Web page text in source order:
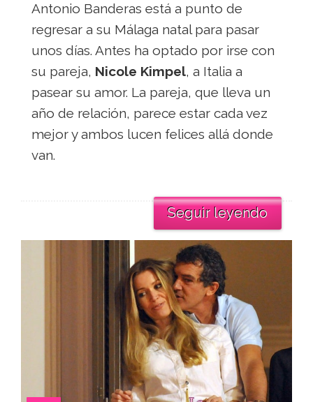
Antonio Banderas está a punto de
regresar a su Málaga natal para pasar
unos días. Antes ha optado por irse con
su pareja, Nicole Kimpel, a Italia a
pasear su amor. La pareja, que lleva un
año de relación, parece estar cada vez
mejor y ambos lucen felices allá donde
van.
Seguir leyendo